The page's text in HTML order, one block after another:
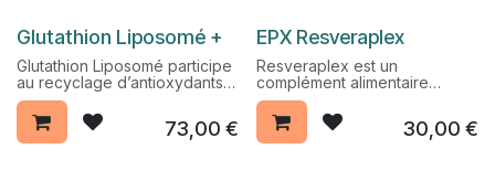
Pack Promo %
Glutathion Liposomé +
Glutathion Liposomé participe
au recyclage d’antioxydants
comme les vitamines C et E.
Composé de glutathion, il
participe aussi à l’élimination
des métaux lourds de
73,00 €
EPX Resveraplex
Resveraplex est un
complément alimentaire
naturel à base de vigne
rouge et de liseron japonais. Il
est le meilleur protecteur
cardio-vasculaire.
30,00 €